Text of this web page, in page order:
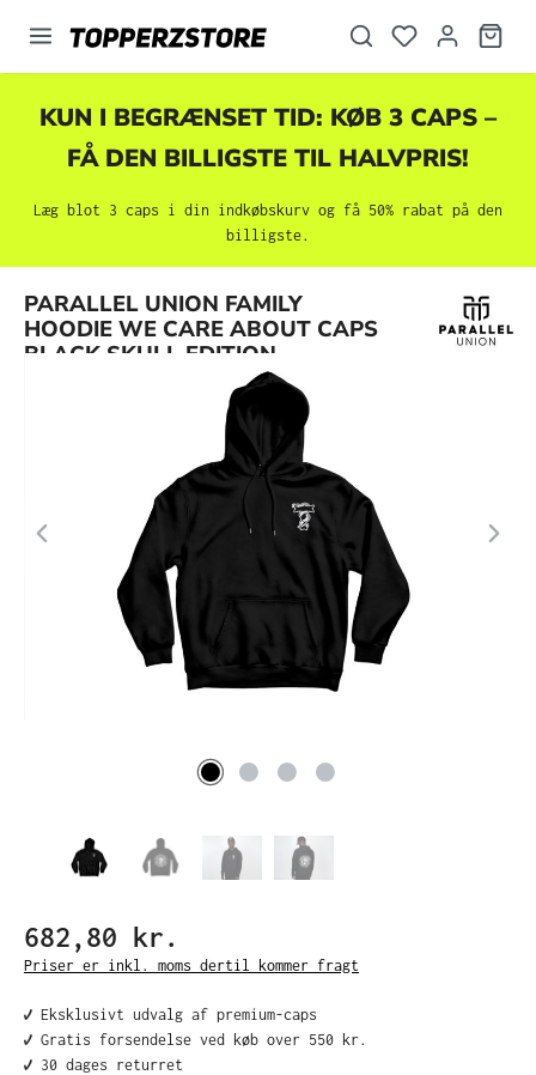
KUN I BEGRÆNSET TID: KØB 3 CAPS –
FÅ DEN BILLIGSTE TIL HALVPRIS!
Læg blot 3 caps i din indkøbskurv og få 50% rabat på den
billigste.
PARALLEL UNION FAMILY
HOODIE WE CARE ABOUT CAPS
BLACK SKULL EDITION
Spring over billedgalleri
682,80 kr.
Priser er inkl. moms dertil kommer fragt
✔️ Eksklusivt udvalg af premium-caps
✔️ Gratis forsendelse ved køb over 550 kr.
✔️ 30 dages returret